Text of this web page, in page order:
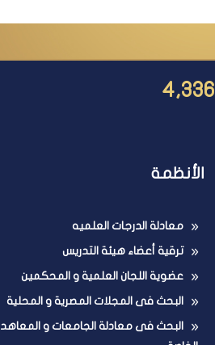
4,336
الأنظمة
معادلة الدرجات العلميه
ترقية أعضاء هيئة التدريس
عضوية اللجان العلمية و المحكمين
البحث فى المجلات المصرية و المحلية
البحث فى معادلة الجامعات و المعاهد